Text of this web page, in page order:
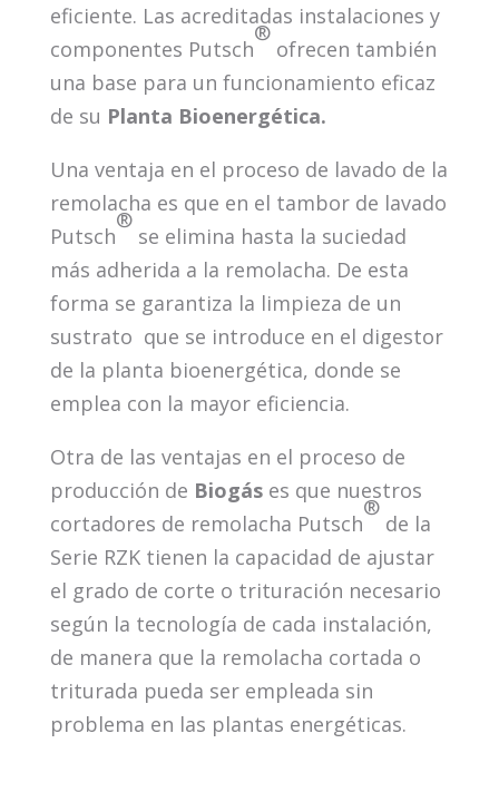
eficiente. Las acreditadas instalaciones y
componentes Putsch
®
ofrecen también
una base para un funcionamiento eficaz
de su Planta Bioenergética.
Una ventaja en el proceso de lavado de la
remolacha es que en el tambor de lavado
Putsch
®
se elimina hasta la suciedad
más adherida a la remolacha. De esta
forma se garantiza la limpieza de un
sustrato que se introduce en el digestor
de la planta bioenergética, donde se
emplea con la mayor eficiencia.
Otra de las ventajas en el proceso de
producción de Biogás es que nuestros
cortadores de remolacha Putsch
®
de la
Serie RZK tienen la capacidad de ajustar
el grado de corte o trituración necesario
según la tecnología de cada instalación,
de manera que la remolacha cortada o
triturada pueda ser empleada sin
problema en las plantas energéticas.